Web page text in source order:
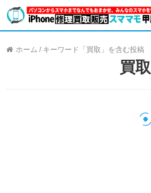
ホーム / キーワード「買取」を含む投稿
買取